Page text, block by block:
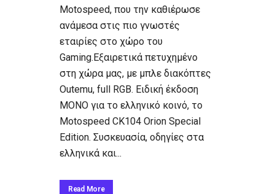
Motospeed, που την καθιέρωσε
ανάμεσα στις πιο γνωστές
εταιρίες στο χώρο του
Gaming.Εξαιρετικά πετυχημένο
στη χώρα μας, με μπλε διακόπτες
Outemu, full RGB. Ειδική έκδοση
ΜΟΝΟ για το ελληνικό κοινό, το
Motospeed CK104 Orion Special
Edition. Συσκευασία, οδηγίες στα
ελληνικά και...
Read More